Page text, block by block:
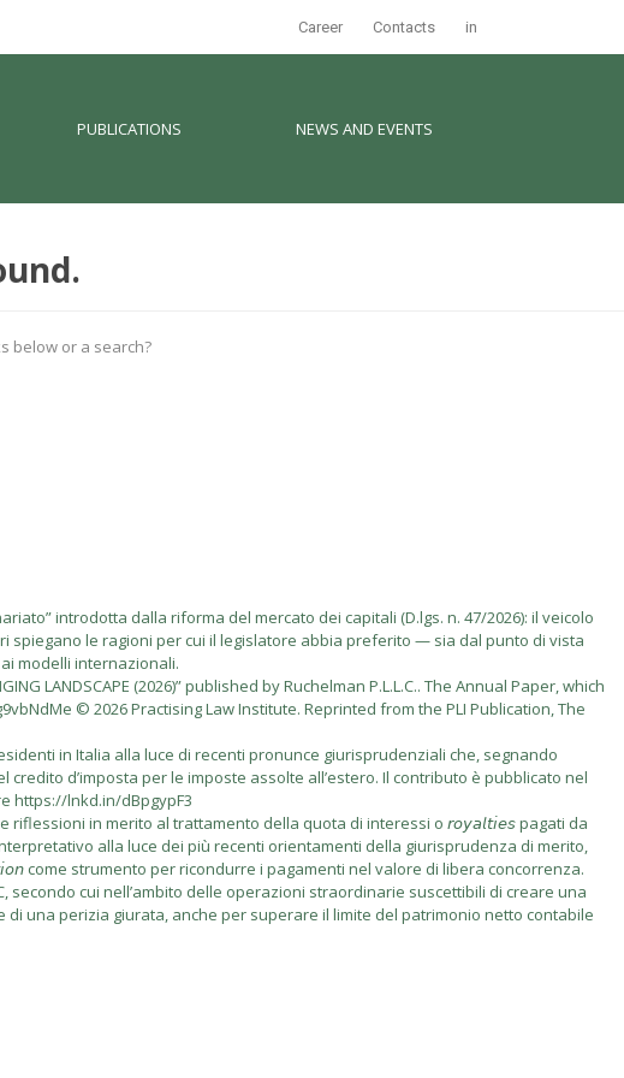
Career Contacts in
PUBLICATIONS NEWS AND EVENTS
below or a search?
introdotta dalla riforma del mercato dei capitali (D.lgs. n. 47/2026): il veicolo
spiegano le ragioni per cui il legislatore abbia preferito — sia dal punto di vista
modelli internazionali.
LANDSCAPE (2026)” published by Ruchelman P.L.L.C.. The Annual Paper, which
© 2026 Practising Law Institute. Reprinted from the PLI Publication, The
in Italia alla luce di recenti pronunce giurisprudenziali che, segnando
d’imposta per le imposte assolte all’estero. Il contributo è pubblicato nel
https://lnkd.in/dBpgypF3
in merito al trattamento della quota di interessi o 𝘳𝘰𝘺𝘢𝘭𝘵𝘪𝘦𝘴 pagati da
alla luce dei più recenti orientamenti della giurisprudenza di merito,
come strumento per ricondurre i pagamenti nel valore di libera concorrenza.
secondo cui nell’ambito delle operazioni straordinarie suscettibili di creare una
una perizia giurata, anche per superare il limite del patrimonio netto contabile